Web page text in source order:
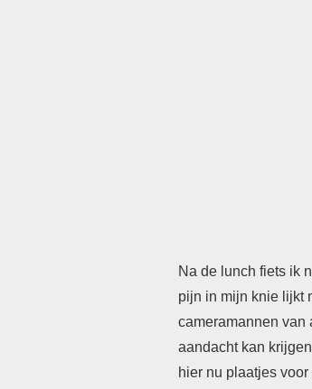
Na de lunch fiets ik
pijn in mijn knie lijkt
cameramannen van
aandacht kan
hier nu plaatjes